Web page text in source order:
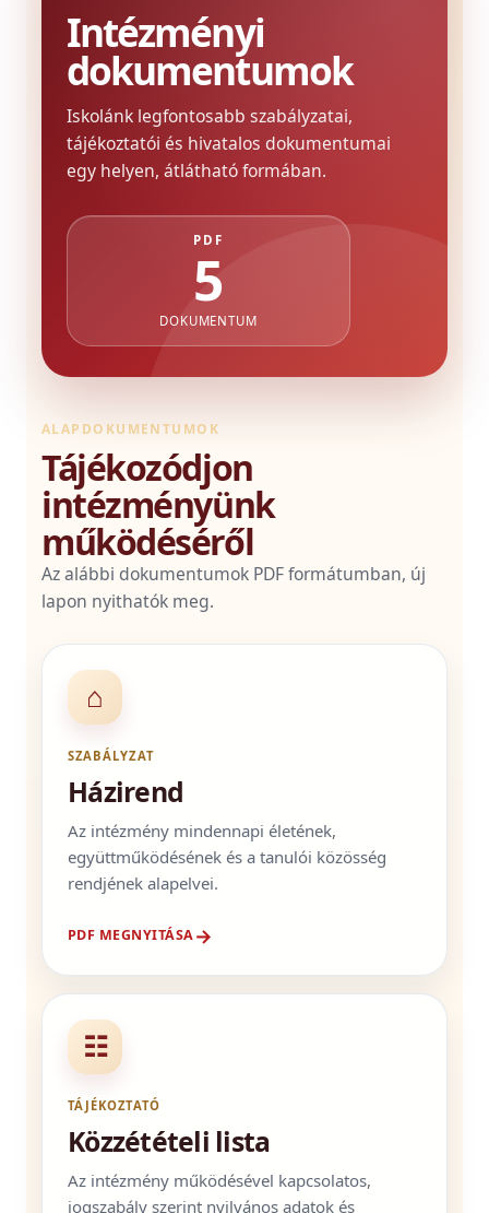
Intézményi
dokumentumok
Iskolánk legfontosabb szabályzatai,
tájékoztatói és hivatalos dokumentumai
egy helyen, átlátható formában.
PDF
5
DOKUMENTUM
ALAPDOKUMENTUMOK
Tájékozódjon
intézményünk
működéséről
Az alábbi dokumentumok PDF formátumban, új
lapon nyithatók meg.
⌂
SZABÁLYZAT
Házirend
Az intézmény mindennapi életének,
együttműködésének és a tanulói közösség
rendjének alapelvei.
PDF MEGNYITÁSA→
☷
TÁJÉKOZTATÓ
Közzétételi lista
Az intézmény működésével kapcsolatos,
jogszabály szerint nyilvános adatok és